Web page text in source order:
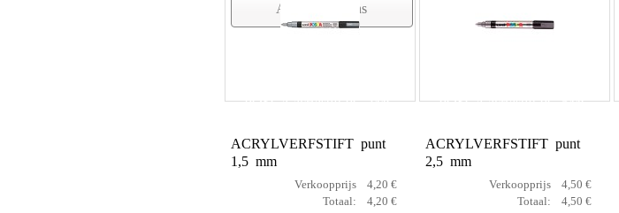
Artikelgegevens
POSCA acrylstift PC-3MC
ACRYLVERFSTIFT punt
1,5 mm
Verkoopprijs
4,20 €
Totaal:
4,20 €
POSCA acrylstift PC-5MC
ACRYLVERFSTIFT punt
2,5 mm
Verkoopprijs
4,50 €
Totaal:
4,50 €